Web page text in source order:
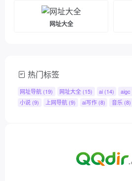
网址大全
热门标签
网址导航 (19) 网址大全 (15) ai (14) aigc
小说 (9) 上网导航 (9) ai写作 (8) 音乐 (8)